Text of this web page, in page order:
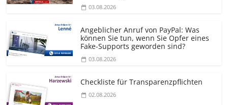
03.08.2026
Angeblicher Anruf von PayPal: Was
können Sie tun, wenn Sie Opfer eines
Fake-Supports geworden sind?
03.08.2026
Checkliste für Transparenz­pflichten
02.08.2026